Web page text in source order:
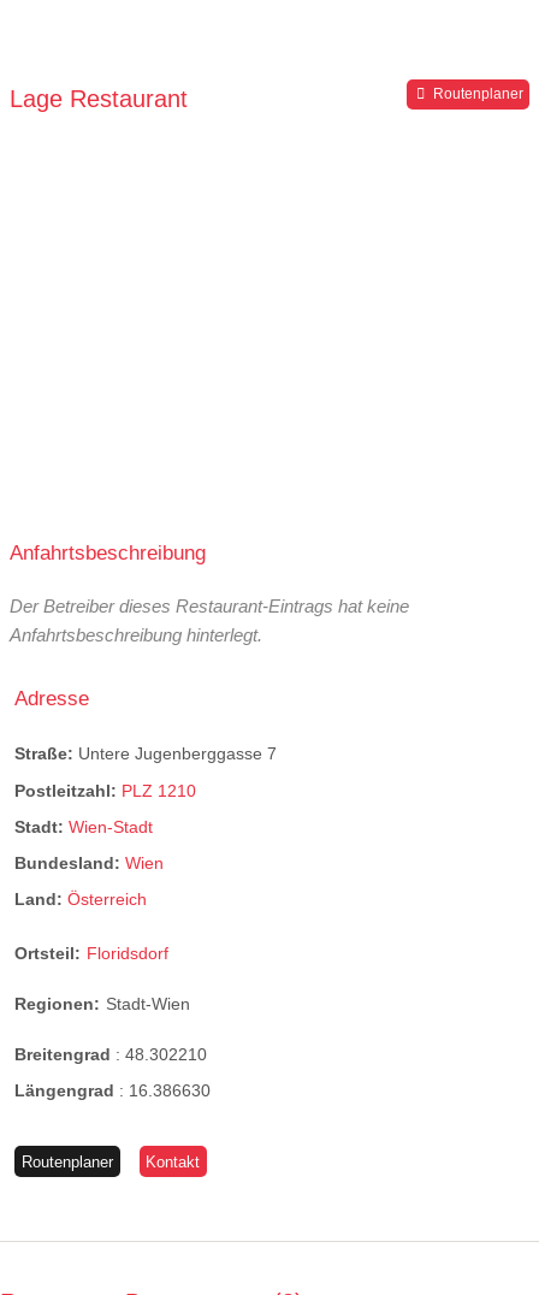
Lage Restaurant Routenplaner
Anfahrtsbeschreibung
Der Betreiber dieses Restaurant-Eintrags hat keine
Anfahrtsbeschreibung hinterlegt.
Adresse
Straße: Untere Jugenberggasse 7
Postleitzahl: PLZ 1210
Stadt: Wien-Stadt
Bundesland: Wien
Land: Österreich
Ortsteil: Floridsdorf
Regionen: Stadt-Wien
Breitengrad : 48.302210
Längengrad : 16.386630
Routenplaner Kontakt